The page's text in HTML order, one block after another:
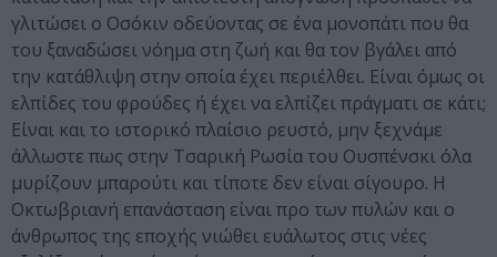
γλιτώσει ο Οσόκιν οδεύοντας σε ένα μονοπάτι που θα
του ξαναδώσει νόημα στη ζωή και θα τον βγάλει από
την κατάθλιψη στην οποία έχει περιέλθει. Είναι όμως οι
ελπίδες του φρούδες ή έχει να ελπίζει πράγματι σε κάτι;
Είναι και το ιστορικό πλαίσιο ρευστό, μην ξεχνάμε
άλλωστε πως στην Τσαρική Ρωσία του Ουσπένσκι όλα
μυρίζουν μπαρούτι και τίποτε δεν είναι σίγουρο. Η
Οκτωβριανή επανάσταση είναι προ των πυλών και ο
άνθρωπος της εποχής νιώθει ευάλωτος στις νέες